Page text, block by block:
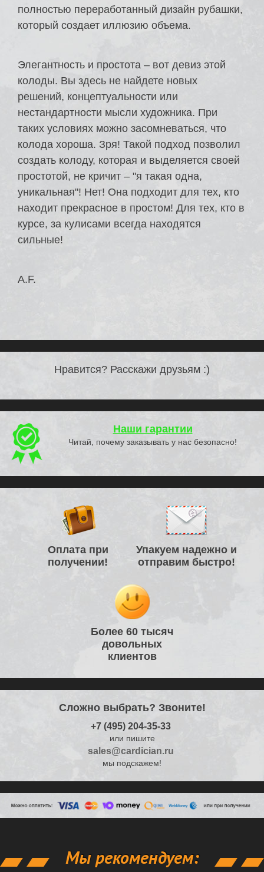
полностью переработанный дизайн рубашки,
который создает иллюзию объема.
Элегантность и простота – вот девиз этой
колоды. Вы здесь не найдете новых
решений, концептуальности или
нестандартности мысли художника. При
таких условиях можно засомневаться, что
колода хороша. Зря! Такой подход позволил
создать колоду, которая и выделяется своей
простотой, не кричит – "я такая одна,
уникальная"! Нет! Она подходит для тех, кто
находит прекрасное в простом! Для тех, кто в
курсе, за кулисами всегда находятся
сильные!
A.F.
Нравится? Расскажи друзьям :)
Наши гарантии
Читай, почему заказывать у нас безопасно!
Оплата при
получении!
Упакуем надежно и
отправим быстро!
Более 60 тысяч
довольных
клиентов
Сложно выбрать? Звоните!
+7 (495) 204-35-33
или пишите
sales@cardician.ru
мы подскажем!
Мы рекомендуем: